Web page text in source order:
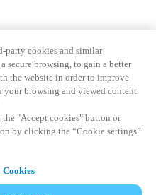
party cookies and similar
secure browsing, to gain a better
the website in order to improve
your browsing and viewed content
"Accept cookies" button or
by clicking the “Cookie settings”